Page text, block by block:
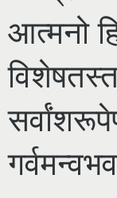
आत्मनो